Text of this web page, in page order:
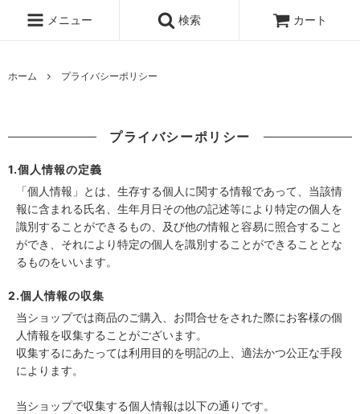
メニュー 検索 カート
ホーム プライバシーポリシー
プライバシーポリシー
1.個人情報の定義
「個人情報」とは、生存する個人に関する情報であって、当該情
報に含まれる氏名、生年月日その他の記述等により特定の個人を
識別することができるもの、及び他の情報と容易に照合すること
ができ、それにより特定の個人を識別することができることとな
るものをいいます。
2.個人情報の収集
当ショップでは商品のご購入、お問合せをされた際にお客様の個
人情報を収集することがございます。
収集するにあたっては利用目的を明記の上、適法かつ公正な手段
によります。
当ショップで収集する個人情報は以下の通りです。